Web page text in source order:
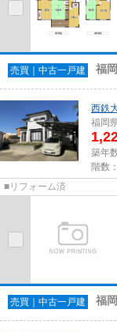
売買｜中古一戸建 福
西鉄
福岡
築年
階数
■リフォーム済
売買｜中古一戸建 福